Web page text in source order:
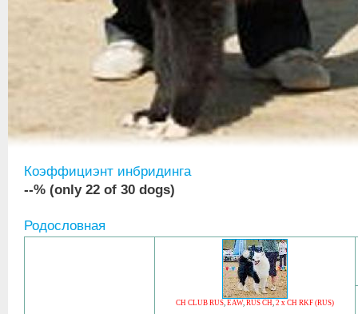
Коэффициэнт инбридинга
--% (only 22 of 30 dogs)
Родословная
CH CLUB RUS, EAW, RUS CH, 2 x CH RKF (RUS)